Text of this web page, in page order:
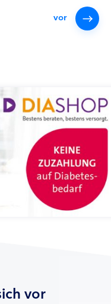
vor
vor